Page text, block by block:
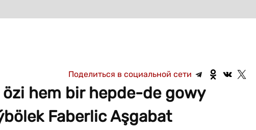
Поделиться в социальной сети
hem bir hepde-de gowy
Faberlic Aşgabat